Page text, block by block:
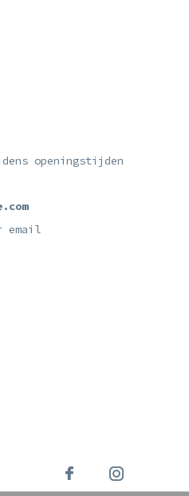
openingstijden
email